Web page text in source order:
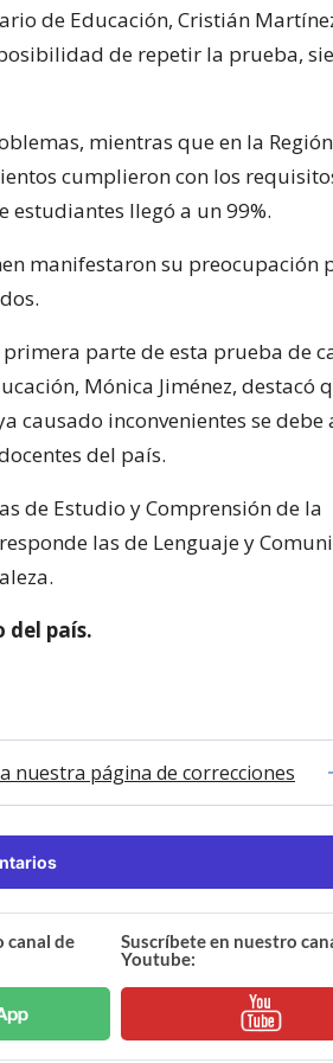
de Educación, Cristián
de repetir la prueba,
mientras que en la Región
cumplieron con los
estudiantes llegó a un 99%.
manifestaron su preocupación
parte de esta prueba de
Mónica Jiménez, destacó
causado inconvenientes se debe
del país.
de Estudio y Comprensión de la
las de Lenguaje y
del país.
nuestra página de correcciones
canal de
Suscríbete en nuestro
Youtube: